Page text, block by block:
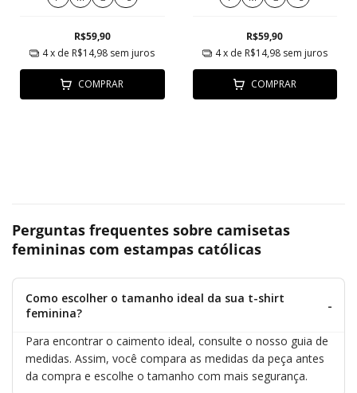
R$59,90
4x de R$14,98 sem juros
COMPRAR
R$59,90
4x de R$14,98 sem juros
COMPRAR
Perguntas frequentes sobre camisetas
femininas com estampas católicas
Como escolher o tamanho ideal da sua t-shirt
feminina?
Para encontrar o caimento ideal, consulte o nosso guia de
medidas. Assim, você compara as medidas da peça antes
da compra e escolhe o tamanho com mais segurança.